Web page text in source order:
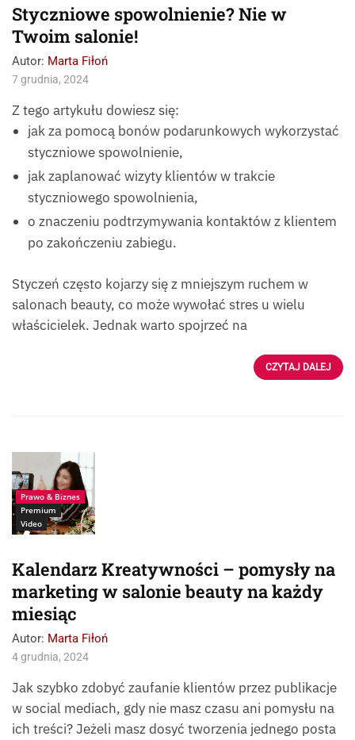
Styczniowe spowolnienie? Nie w
Twoim salonie!
Autor: Marta Fiłoń
7 grudnia, 2024
Z tego artykułu dowiesz się:
jak za pomocą bonów podarunkowych wykorzystać
styczniowe spowolnienie,
jak zaplanować wizyty klientów w trakcie
styczniowego spowolnienia,
o znaczeniu podtrzymywania kontaktów z klientem
po zakończeniu zabiegu.
Styczeń często kojarzy się z mniejszym ruchem w
salonach beauty, co może wywołać stres u wielu
właścicielek. Jednak warto spojrzeć na
CZYTAJ DALEJ
Prawo & Biznes
Premium
Video
Kalendarz Kreatywności – pomysły na
marketing w salonie beauty na każdy
miesiąc
Autor: Marta Fiłoń
4 grudnia, 2024
Jak szybko zdobyć zaufanie klientów przez publikacje
w social mediach, gdy nie masz czasu ani pomysłu na
ich treści? Jeżeli masz dosyć tworzenia jednego posta